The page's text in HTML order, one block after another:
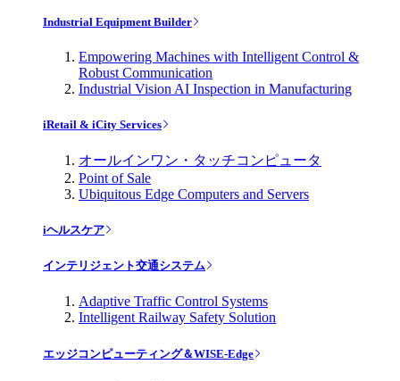
Industrial Equipment Builder
Empowering Machines with Intelligent Control &
Robust Communication
Industrial Vision AI Inspection in Manufacturing
iRetail & iCity Services
オールインワン・タッチコンピュータ
Point of Sale
Ubiquitous Edge Computers and Servers
iヘルスケア
インテリジェント交通システム
Adaptive Traffic Control Systems
Intelligent Railway Safety Solution
エッジコンピューティング＆WISE-Edge